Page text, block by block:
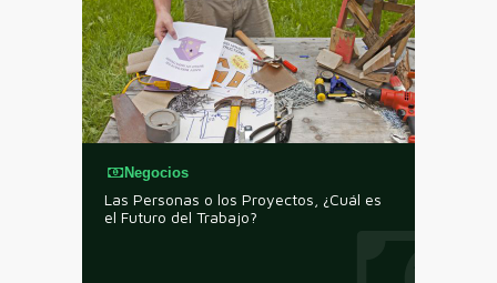
Negocios
Las Personas o los Proyectos, ¿Cuál es
el Futuro del Trabajo?